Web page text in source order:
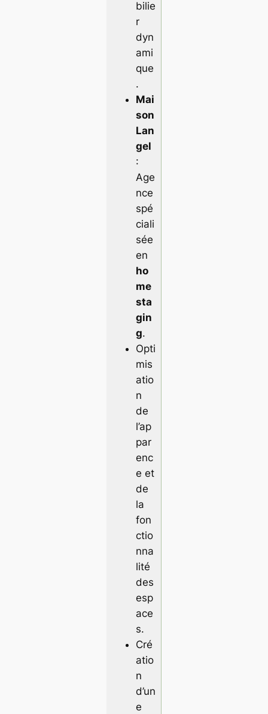
bilie
r
dyn
ami
que
.
Mai
son
Lan
gel
:
Age
nce
spé
ciali
sée
en
ho
me
sta
gin
g.
Opti
mis
atio
n
de
l’ap
par
enc
e et
de
la
fon
ctio
nna
lité
des
esp
ace
s.
Cré
atio
n
d’un
e